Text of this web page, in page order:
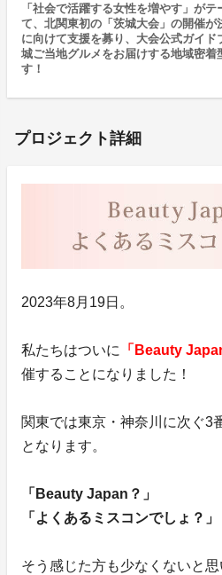
「社会で活躍する女性を増やす」が
て、北関東初の「茨城大会」の開催
に向けて支援を募り、大会公式ガイ
城ご当地グルメをお届けする地域密
す！
プロジェクト詳細
2023年8月19日。
私たちはついに 「Beauty
催することになりました！
関東では東京・神奈川に次ぐ3
となります。
「Beauty Japan？」
「よくあるミスコンでしょ？」
そう感じた方も少なくないと思